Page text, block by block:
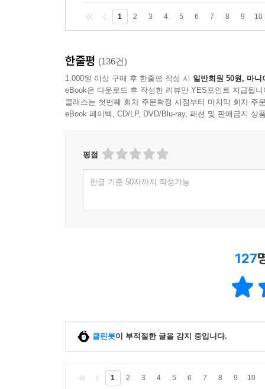
1 2 3 4 5 6 7 8 9 10
한줄평 (136건)
1,000원 이상 구매 후 한줄평 작성 시 일반회원 50원, 마니
eBook은 다운로드 후 작성한 리뷰만 YES포인트 지급됩니
클래스는 첫번째 회차 주문확정 시점부터 마지막 회차 주
eBook 페이백, CD/LP, DVD/Blu-ray, 패션 및 판매금지 상
평점
한글 기준 50자까지 작성가능
127
클린봇이 부적절한 글을 감지 중입니다.
1 2 3 4 5 6 7 8 9 10